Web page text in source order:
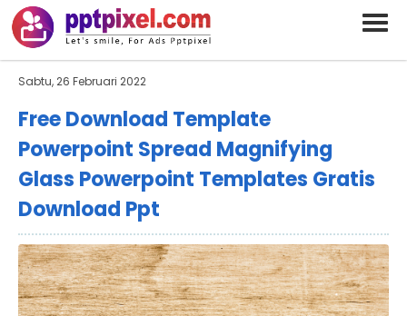
BARAND ANDA
Deskripsi Singkat Saja
Sabtu, 26 Februari 2022
Free Download Template
Powerpoint Spread Magnifying
Glass Powerpoint Templates Gratis
Download Ppt